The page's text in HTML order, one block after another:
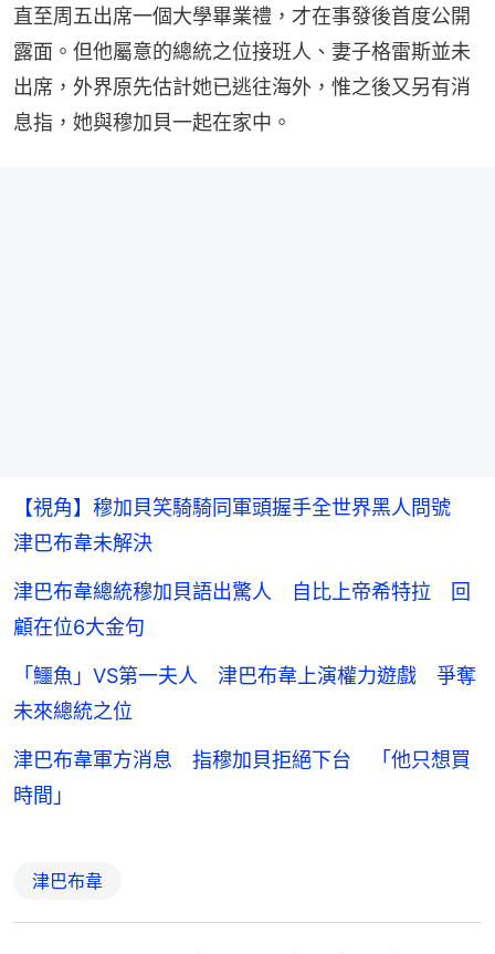
直至周五出席一個大學畢業禮，才在事發後首度公開
露面。但他屬意的總統之位接班人、妻子格雷斯並未
出席，外界原先估計她已逃往海外，惟之後又另有消
息指，她與穆加貝一起在家中。
【視角】穆加貝笑騎騎同軍頭握手全世界黑人問號
津巴布韋未解決
津巴布韋總統穆加貝語出驚人 自比上帝希特拉 回
顧在位6大金句
「鱷魚」VS第一夫人 津巴布韋上演權力遊戲 爭奪
未來總統之位
津巴布韋軍方消息 指穆加貝拒絕下台 「他只想買
時間」
津巴布韋